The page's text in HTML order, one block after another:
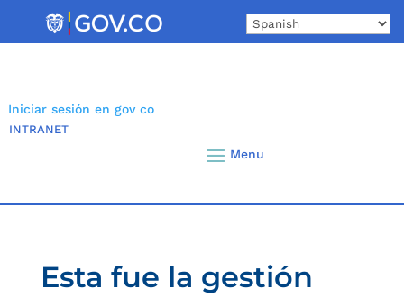
Iniciar sesión en gov co
INTRANET
Esta fue la gestión